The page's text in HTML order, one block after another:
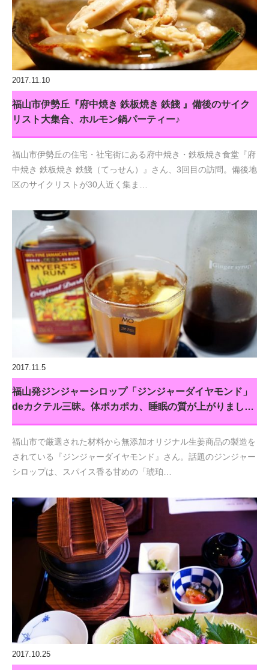
2017.11.10
福山市伊勢丘『府中焼き 鉄板焼き 鉄餞 』備後のサイク
リスト大集合、ホルモン鍋パーティー♪
福山市伊勢丘の住宅・社宅街にある府中焼き・鉄板焼き食堂『府
中焼き 鉄板焼き 鉄餞（てっせん）』さん、3回目の訪問。備後地
区のサイクリストが30人近く集ま…
2017.11.5
福山発ジンジャーシロップ「ジンジャーダイヤモンド」
deカクテル三昧。体ポカポカ、睡眠の質が上がりまし…
福山市で厳選された材料から無添加オリジナル生姜商品の製造を
されている『ジンジャーダイヤモンド』さん。話題のジンジャー
シロップは、スパイス香る甘めの「琥珀…
2017.10.25